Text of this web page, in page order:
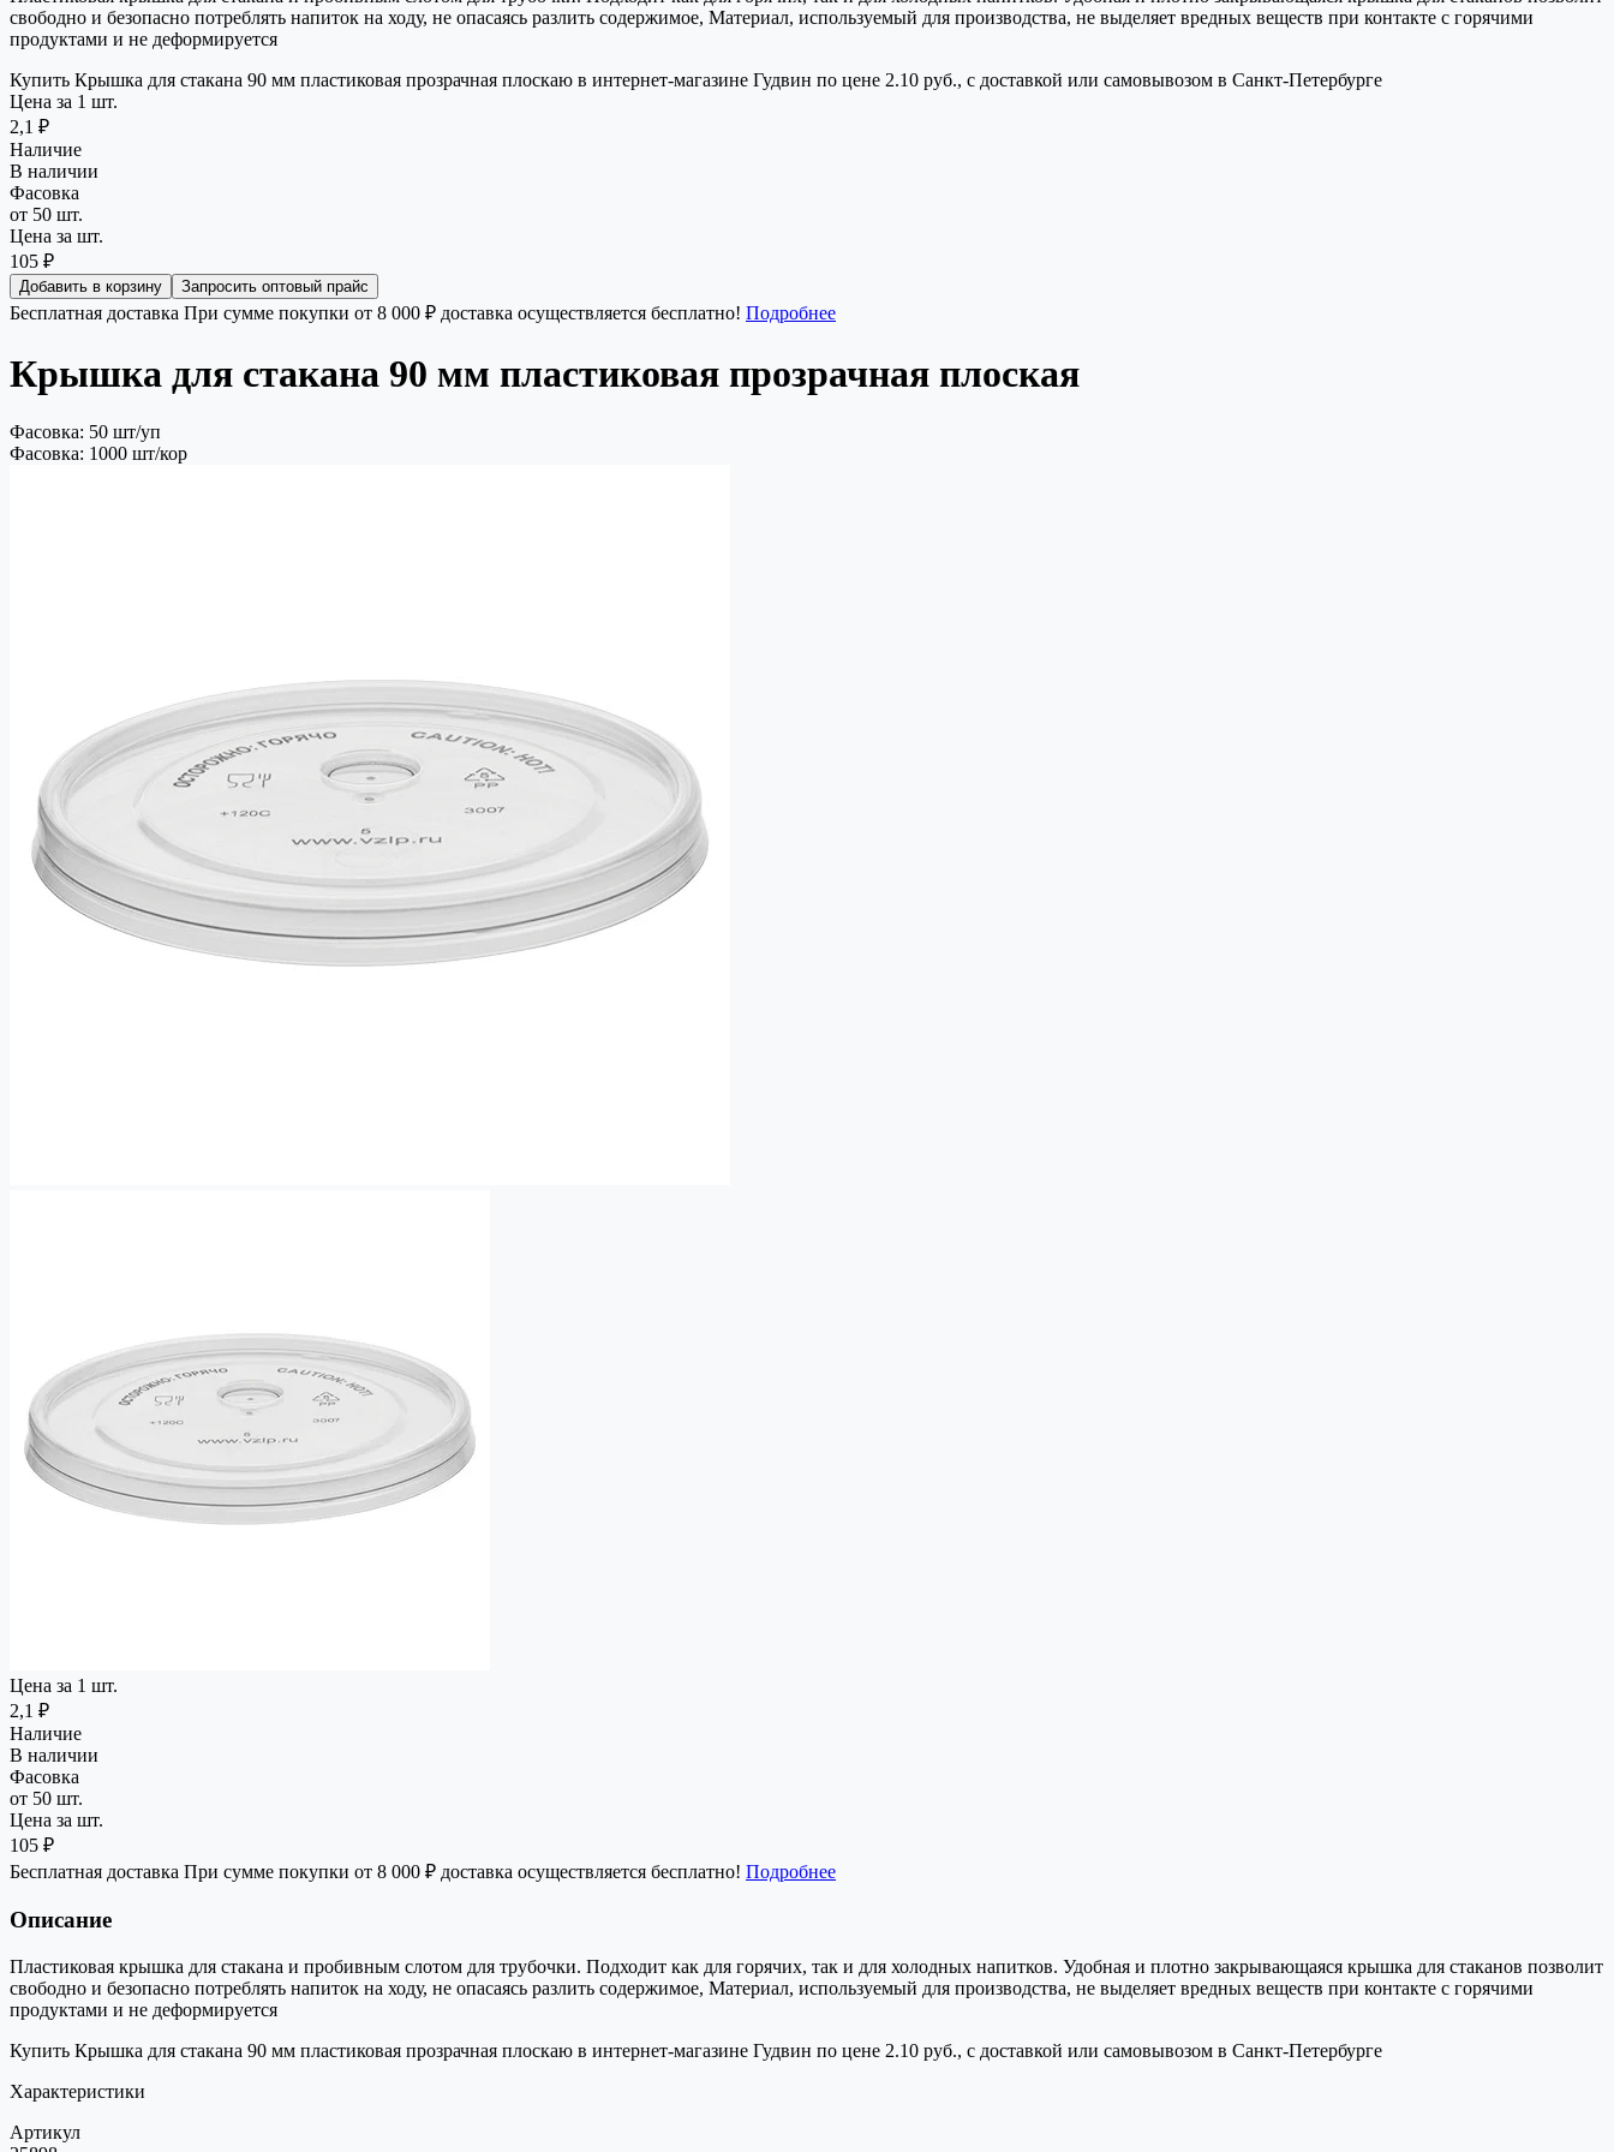
свободно и безопасно потреблять напиток на ходу, не опасаясь разлить содержимое, Материал, используемый для производства, не выделяет вредных веществ при контакте с горячими
продуктами и не деформируется
Купить Крышка для стакана 90 мм пластиковая прозрачная плоскаю в интернет-магазине Гудвин по цене 2.10 руб., с доставкой или самовывозом в Санкт-Петербурге
Цена за 1 шт.
2,1 ₽
Наличие
В наличии
Фасовка
от 50 шт.
Цена за шт.
105 ₽
Добавить в корзину Запросить оптовый прайс
Бесплатная доставка При сумме покупки от 8 000 ₽ доставка осуществляется бесплатно! Подробнее
Крышка для стакана 90 мм пластиковая прозрачная плоская
Фасовка: 50 шт/уп
Фасовка: 1000 шт/кор
Цена за 1 шт.
2,1 ₽
Наличие
В наличии
Фасовка
от 50 шт.
Цена за шт.
105 ₽
Бесплатная доставка При сумме покупки от 8 000 ₽ доставка осуществляется бесплатно! Подробнее
Описание
Пластиковая крышка для стакана и пробивным слотом для трубочки. Подходит как для горячих, так и для холодных напитков. Удобная и плотно закрывающаяся крышка для стаканов позволит
свободно и безопасно потреблять напиток на ходу, не опасаясь разлить содержимое, Материал, используемый для производства, не выделяет вредных веществ при контакте с горячими
продуктами и не деформируется
Купить Крышка для стакана 90 мм пластиковая прозрачная плоскаю в интернет-магазине Гудвин по цене 2.10 руб., с доставкой или самовывозом в Санкт-Петербурге
Характеристики
Артикул